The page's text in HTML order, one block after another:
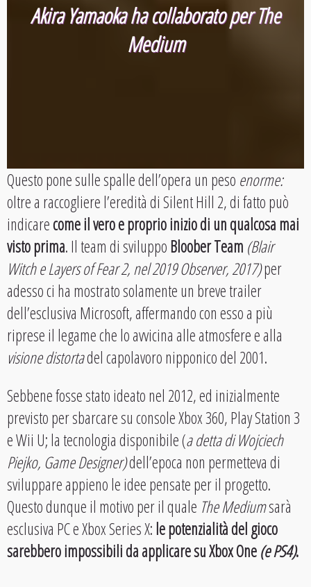
Akira Yamaoka ha collaborato per The
Medium
Questo pone sulle spalle dell’opera un peso enorme:
oltre a raccogliere l’eredità di Silent Hill 2, di fatto può
indicarecome il vero e proprio inizio di un qualcosa mai
visto prima. Il team di sviluppoBloober Team (Blair
Witch e Layers of Fear 2, nel 2019 Observer, 2017)per
adesso ci ha mostrato solamente un breve trailer
dell’esclusiva Microsoft, affermando con esso a più
riprese il legame che lo avvicina alle atmosfere e alla
visionedistortadel capolavoro nipponico del 2001.
Sebbene fosse stato ideato nel 2012, ed inizialmente
previsto per sbarcare su console Xbox 360, Play Station 3
e Wii U; la tecnologia disponibile (a detta di Wojciech
Piejko, Game Designer)dell’epoca non permetteva di
sviluppare appieno le idee pensate per il progetto.
Questo dunque il motivo per il quale The Mediumsarà
esclusiva PC e Xbox Series X:le potenzialità del gioco
sarebbero impossibili da applicare su Xbox One(e PS4).